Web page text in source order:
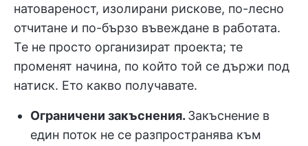
натовареност, изолирани рискове, по-лесно
отчитане и по-бързо въвеждане в работата.
Те не просто организират проекта; те
променят начина, по който той се държи под
натиск. Ето какво получавате.
Ограничени закъснения. Закъснение в
един поток не се разпространява към